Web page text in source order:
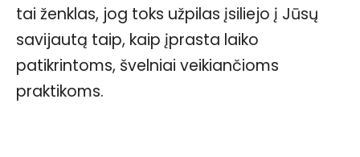
tai ženklas, jog toks užpilas įsiliejo į Jūsų
savijautą taip, kaip įprasta laiko
patikrintoms, švelniai veikiančioms
praktikoms.